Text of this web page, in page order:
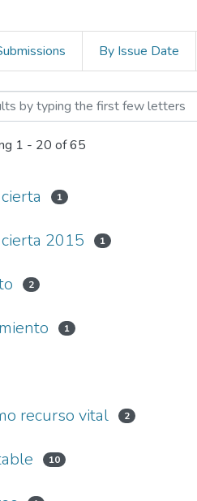
By Issue Date
2.1.1. A
1 - 20 of 65
1
2015 1
2
1
recurso vital 2
10